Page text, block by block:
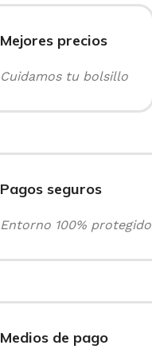
Mejores precios
Cuidamos tu bolsillo
Pagos seguros
Entorno 100% protegido
Medios de pago